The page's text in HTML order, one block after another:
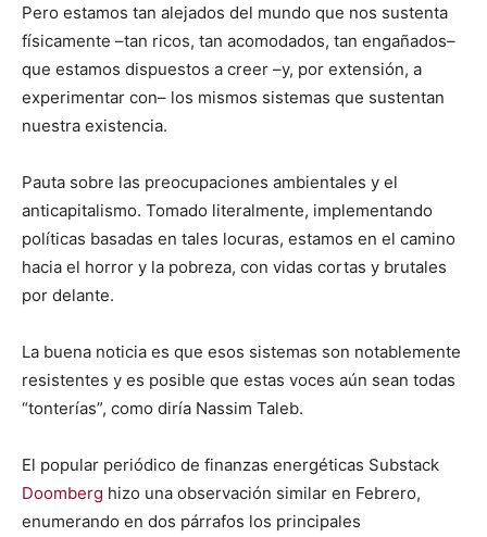
Pero estamos tan alejados del mundo que nos sustenta
físicamente –tan ricos, tan acomodados, tan engañados–
que estamos dispuestos a creer –y, por extensión, a
experimentar con– los mismos sistemas que sustentan
nuestra existencia.
Pauta sobre las preocupaciones ambientales y el
anticapitalismo. Tomado literalmente, implementando
políticas basadas en tales locuras, estamos en el camino
hacia el horror y la pobreza, con vidas cortas y brutales
por delante.
La buena noticia es que esos sistemas son notablemente
resistentes y es posible que estas voces aún sean todas
“tonterías”, como diría Nassim Taleb.
El popular periódico de finanzas energéticas Substack
Doomberg hizo una observación similar en Febrero,
enumerando en dos párrafos los principales